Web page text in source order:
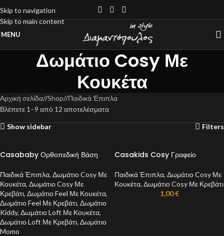
Skip to navigation
Skip to main content
MENU
Δωμάτιο Cosy Με
Κουκέτα
Αρχική σελίδα/ Shop/ Παιδικά Έπιπλα
Βλέπετε 1–9 από 12 αποτελέσματα
Show sidebar Filters
Casababy Ορθοπεδική Βάση
Παιδικά Έπιπλα, Δωμάτιο Cosy Με
Κουκέτα, Δωμάτιο Cosy Με
Κρεβάτι, Δωμάτιο Feel Με Κουκέτα,
Δωμάτιο Feel Με Κρεβάτι, Δωμάτιο
Kiddy, Δωμάτιο Loft Με Κουκέτα,
Δωμάτιο Loft Με Κρεβάτι, Δωμάτιο
Momo
Casakids Cosy Γραφείο
Παιδικά Έπιπλα, Δωμάτιο Cosy Με
Κουκέτα, Δωμάτιο Cosy Με Κρεβάτι
1,00€